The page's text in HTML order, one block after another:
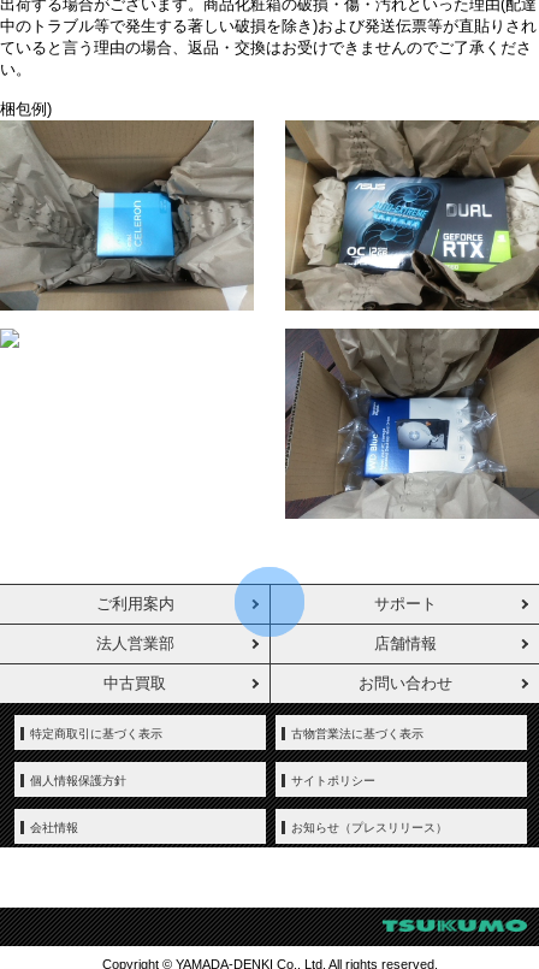
出荷する場合がございます。商品化粧箱の破損・傷・汚れといった理由(配達
中のトラブル等で発生する著しい破損を除き)および発送伝票等が直貼りされ
ていると言う理由の場合、返品・交換はお受けできませんのでご了承くださ
い。
梱包例)
ご利用案内 サポート
法人営業部 店舗情報
中古買取 お問い合わせ
特定商取引に基づく表示 古物営業法に基づく表示
個人情報保護方針 サイトポリシー
会社情報 お知らせ（プレスリリース）
Copyright © YAMADA-DENKI Co., Ltd. All rights reserved.